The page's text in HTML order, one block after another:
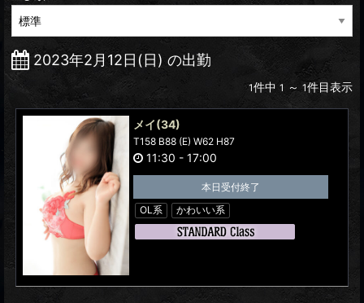
2023年2月12日(日) の出勤
1件中 1 ～ 1件目表示
メイ(34)
T158 B88 (E) W62 H87
11:30 - 17:00
本日受付終了
OL系
かわいい系